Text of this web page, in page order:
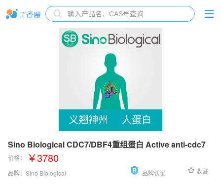
Sino Biological CDC7/DBF4重组蛋白 Active anti-cdc7
价格： ￥3780
品牌： Sino Biological 品牌认证 收藏